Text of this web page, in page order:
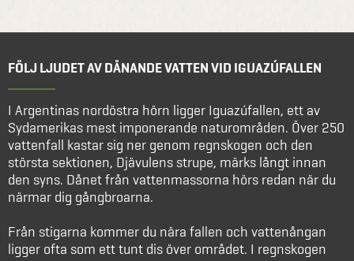
FÖLJ LJUDET AV DÅNANDE VATTEN VID IGUAZÚFALLEN
I Argentinas nordöstra hörn ligger Iguazúfallen, ett av
Sydamerikas mest imponerande naturområden. Över 250
vattenfall kastar sig ner genom regnskogen och den
största sektionen, Djävulens strupe, märks långt innan
den syns. Dånet från vattenmassorna hörs redan när du
närmar dig gångbroarna.
Från stigarna kommer du nära fallen och vattenångan
ligger ofta som ett tunt dis över området. I regnskogen